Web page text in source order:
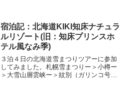
宿泊記：北海道KIKI知床ナチュラ
ルリゾート(旧：知床プリンスホ
テル風なみ季)
３泊４日の北海道雪まつりツアーに参加
してみました。札幌雪まつりー＞小樽ー
＞大雪山層雲峡ー＞紋別（ガリンコ号）